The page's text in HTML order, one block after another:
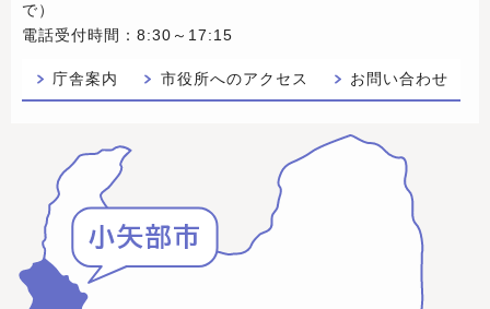
で）
電話受付時間：8:30～17:15
庁舎案内 市役所へのアクセス お問い合わせ